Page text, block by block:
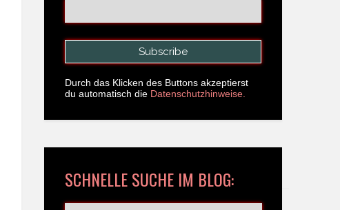
Durch das Klicken des Buttons akzeptierst
du automatisch die Datenschutzhinweise.
SCHNELLE SUCHE IM BLOG: